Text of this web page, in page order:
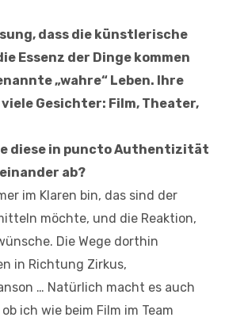
dass die künstlerische
Essenz der Dinge kommen
„wahre“ Leben. Ihre
Gesichter: Film, Theater,
diese in puncto Authentizität
ab?
im Klaren bin, das sind der
möchte, und die Reaktion,
Die Wege dorthin
in Richtung Zirkus,
… Natürlich macht es auch
ich wie beim Film im Team